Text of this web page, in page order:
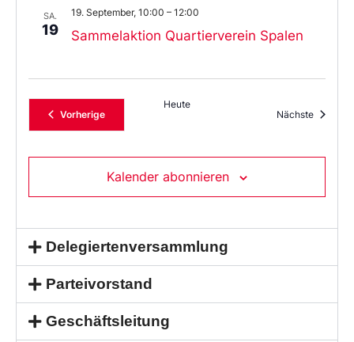
SA.
19 Sammelaktion Quartierverein Spalen
19. September, 10:00 – 12:00
VorherigeVeranstaltungen
Heute
Nächste
Kalender abonnieren
Delegiertenversammlung
Parteivorstand
Geschäftsleitung